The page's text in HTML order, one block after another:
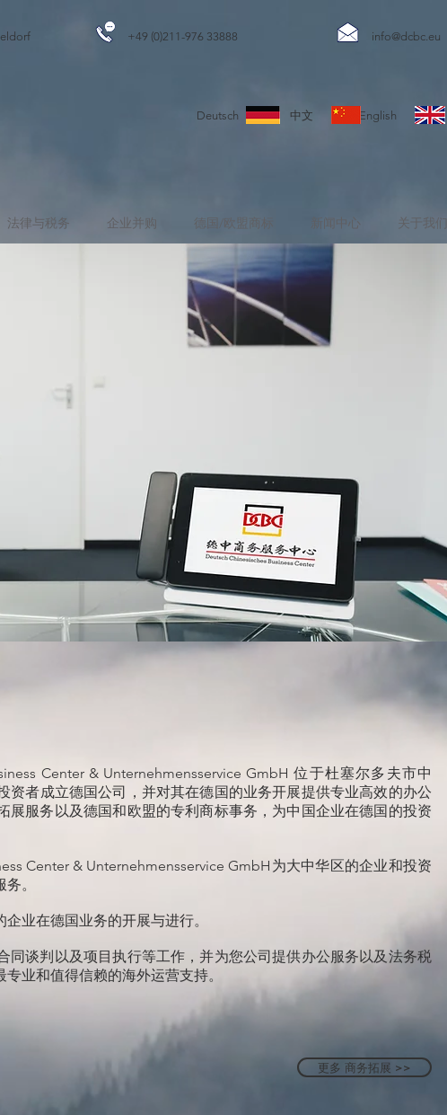
+49 (0)211-976 33888 info@dcbc.eu
Deutsch 中文 English
法律与税务 企业并购 德国/欧盟商标 新闻中心 关于我们
Center & Unternehmensservice GmbH 位于杜塞尔多夫市中
资者成立德国公司，并对其在德国的业务开展提供专业高效的办公
服务以及德国和欧盟的专利商标事务，为中国企业在德国的投资
Center & Unternehmensservice GmbH为大中华区的企业和投资
。
业在德国业务的开展与进行。
谈判以及项目执行等工作，并为您公司提供办公服务以及法务税
业和值得信赖的海外运营支持。
更多 商务拓展 >>